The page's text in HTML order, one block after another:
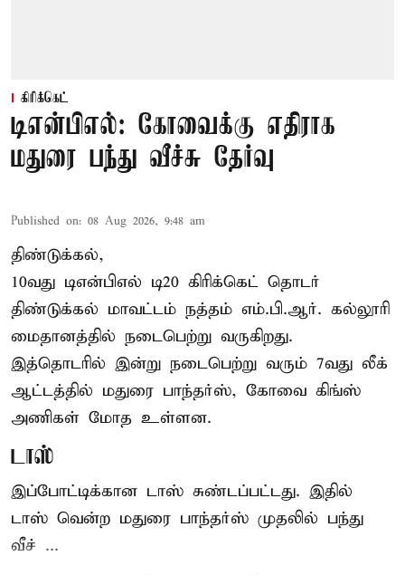
கிரிக்கெட்
டிஎன்பிஎல்: கோவைக்கு எதிராக
மதுரை பந்து வீச்சு தேர்வு
Published on: 08 Aug 2026, 9:48 am
திண்டுக்கல்,
10வது டிஎன்பிஎல் டி20 கிரிக்கெட் தொடர்
திண்டுக்கல் மாவட்டம் நத்தம் எம்.பி.ஆர். கல்லூரி
மைதானத்தில் நடைபெற்று வருகிறது.
இத்தொடரில் இன்று நடைபெற்று வரும் 7வது லீக்
ஆட்டத்தில் மதுரை பாந்தர்ஸ், கோவை கிங்ஸ்
அணிகள் மோத உள்ளன.
டாஸ்
இப்போட்டிக்கான டாஸ் சுண்டப்பட்டது. இதில்
டாஸ் வென்ற மதுரை பாந்தர்ஸ் முதலில் பந்து
வீச் ...